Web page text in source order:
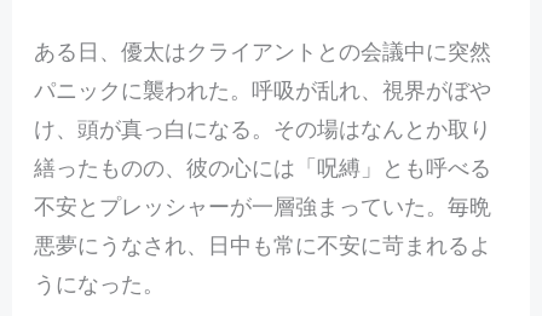
ある日、優太はクライアントとの会議中に突然
パニックに襲われた。呼吸が乱れ、視界がぼや
け、頭が真っ白になる。その場はなんとか取り
繕ったものの、彼の心には「呪縛」とも呼べる
不安とプレッシャーが一層強まっていた。毎晩
悪夢にうなされ、日中も常に不安に苛まれるよ
うになった。